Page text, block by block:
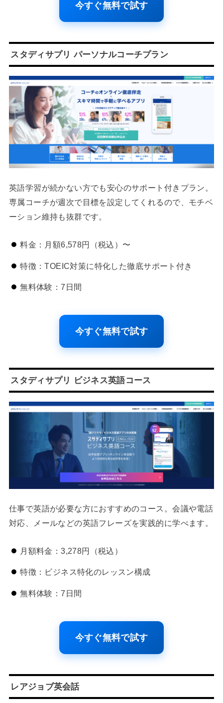
今すぐ無料で試す
スタディサプリ パーソナルコーチプラン
英語学習が続かない方でも安心のサポート付きプラン。
専属コーチが週次で目標を設定してくれるので、モチベ
ーション維持も抜群です。
料金：月額6,578円（税込）〜
特徴：TOEIC対策に特化した徹底サポート付き
無料体験：7日間
今すぐ無料で試す
スタディサプリ ビジネス英語コース
仕事で英語が必要な方におすすめのコース。会議や電話
対応、メールなどの英語フレーズを実践的に学べます。
月額料金：3,278円（税込）
特徴：ビジネス特化のレッスン構成
無料体験：7日間
今すぐ無料で試す
レアジョブ英会話